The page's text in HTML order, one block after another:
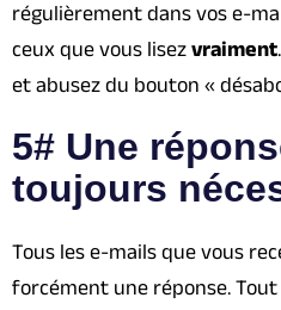
régulièrement dans vos e-
ceux que vous lisez vraiment
et abusez du bouton «
5# Une
toujours
Tous les e-mails que vous
forcément une réponse.